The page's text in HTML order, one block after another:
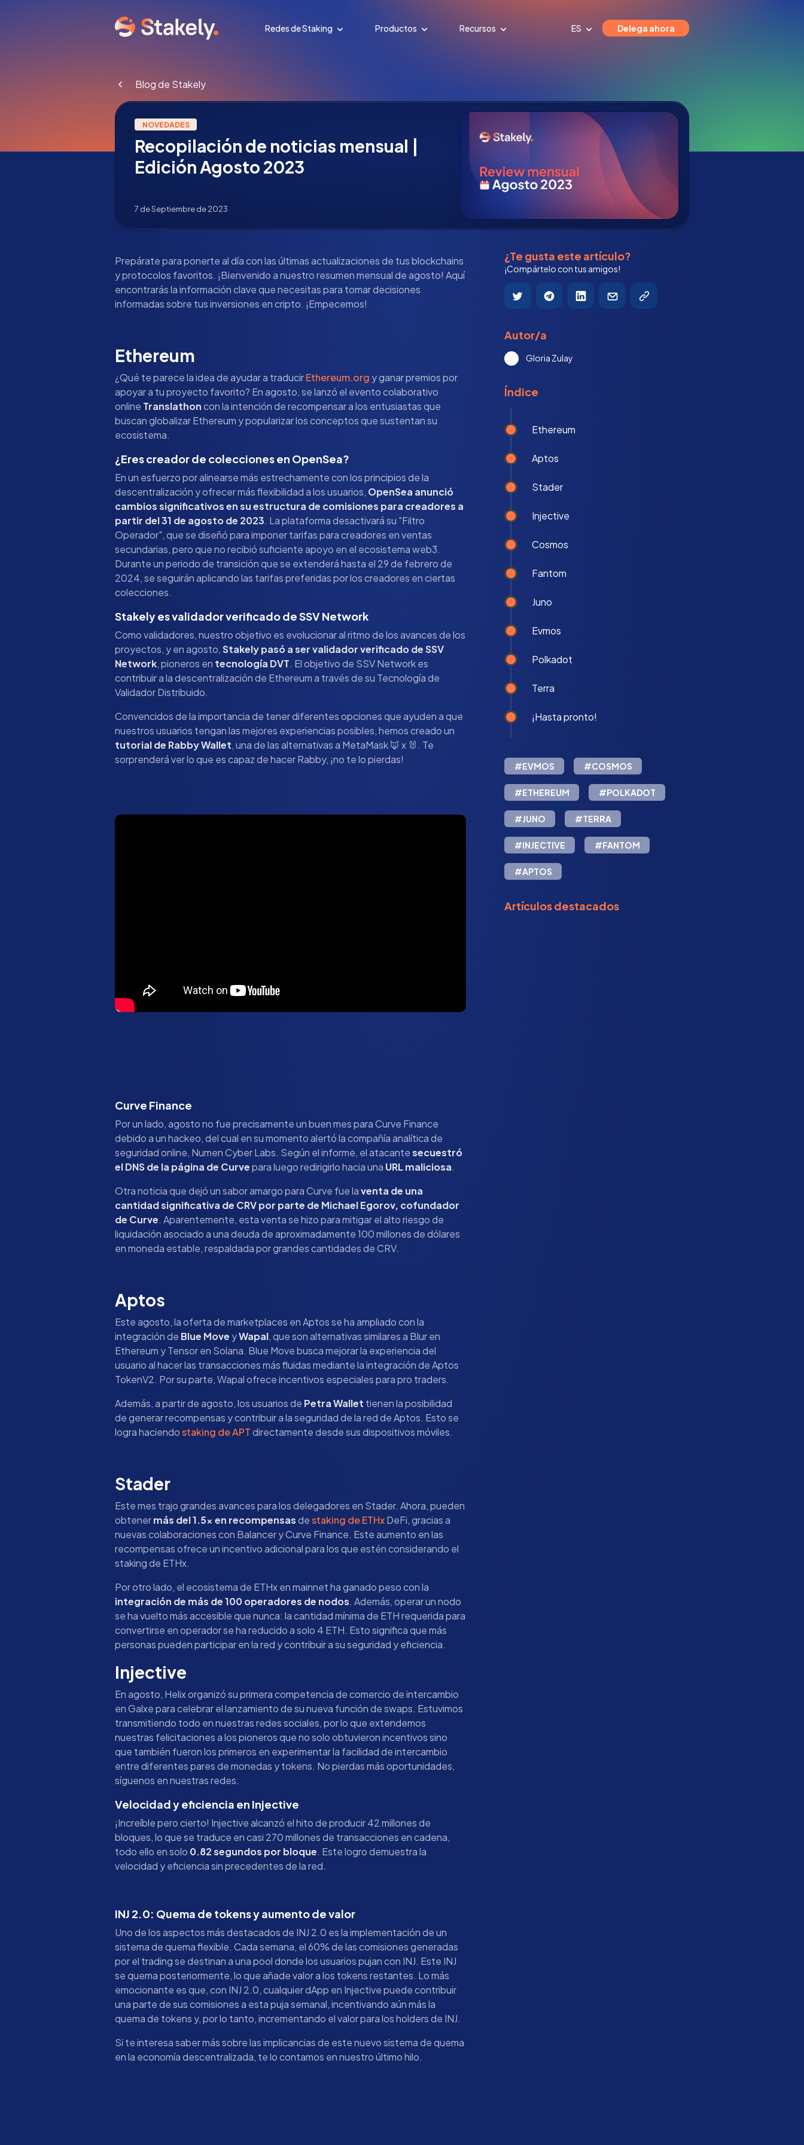
Redes de Staking Productos Recursos ES Delega ahora
Blog de Stakely
NOVEDADES
Recopilación de noticias mensual |
Edición Agosto 2023
7 de Septiembre de 2023
Prepárate para ponerte al día con las últimas actualizaciones de tus blockchains
y protocolos favoritos. ¡Bienvenido a nuestro resumen mensual de agosto! Aquí
encontrarás la información clave que necesitas para tomar decisiones
informadas sobre tus inversiones en cripto. ¡Empecemos!
Ethereum
¿Qué te parece la idea de ayudar a traducirEthereum.org y ganar premios por
apoyar a tu proyecto favorito? En agosto, se lanzó el evento colaborativo
online Translathoncon la intención de recompensar a los entusiastas que
buscan globalizar Ethereum y popularizar los conceptos que sustentan su
ecosistema.
¿Eres creador de colecciones en OpenSea?
En un esfuerzo por alinearse más estrechamente con los principios de la
descentralización y ofrecer más flexibilidad a los usuarios, OpenSea anunció
cambios significativos en su estructura de comisiones para creadores a
partir del 31 de agosto de 2023. La plataforma desactivará su "Filtro
Operador", que se diseñó para imponer tarifas para creadores en ventas
secundarias, pero que no recibió suficiente apoyo en el ecosistema web3.
Durante un periodo de transición que se extenderá hasta el 29 de febrero de
2024, se seguirán aplicando las tarifas preferidas por los creadores en ciertas
colecciones.
Stakely es validador verificado de SSV Network
Como validadores, nuestro objetivo es evolucionar al ritmo de los avances de los
proyectos, y en agosto,Stakely pasó a ser validador verificado de SSV
Network, pioneros en tecnología DVT. El objetivo de SSV Network es
contribuir a la descentralización de Ethereum a través de su Tecnología de
Validador Distribuido.
Convencidos de la importancia de tener diferentes opciones que ayuden a que
nuestros usuarios tengan las mejores experiencias posibles, hemos creado un
tutorial de Rabby Wallet, una de las alternativas a MetaMask 🦊 x 🐰. Te
sorprenderá ver lo que es capaz de hacer Rabby, ¡no te lo pierdas!
Curve Finance
Por un lado, agosto no fue precisamente un buen mes para Curve Finance
debido a un hackeo, del cual en su momento alertó la compañía analítica de
seguridad online, Numen Cyber Labs. Según el informe, el atacantesecuestró
el DNS de la página de Curvepara luego redirigirlo hacia una URL maliciosa.
Otra noticia que dejó un sabor amargo para Curve fue laventa de una
cantidad significativa de CRV por parte de Michael Egorov, cofundador
de Curve. Aparentemente, esta venta se hizo para mitigar el alto riesgo de
liquidación asociado a una deuda de aproximadamente 100 millones de dólares
en moneda estable, respaldada por grandes cantidades de CRV.
Aptos
Este agosto, la oferta de marketplaces en Aptos se ha ampliado con la
integración de Blue Move yWapal, que son alternativas similares a Blur en
Ethereum y Tensor en Solana. Blue Move busca mejorar la experiencia del
usuario al hacer las transacciones más fluidas mediante la integración de Aptos
TokenV2. Por su parte, Wapal ofrece incentivos especiales para pro traders.
Además, a partir de agosto, los usuarios de Petra Wallet tienen la posibilidad
de generar recompensas y contribuir a la seguridad de la red de Aptos. Esto se
logra haciendostaking de APTdirectamente desde sus dispositivos móviles.
Stader
Este mes trajo grandes avances para los delegadores en Stader. Ahora, pueden
obtenermás del 1.5x en recompensasdestaking de ETHxDeFi, gracias a
nuevas colaboraciones con Balancer y Curve Finance. Este aumento en las
recompensas ofrece un incentivo adicional para los que estén considerando el
staking de ETHx.
Por otro lado, el ecosistema de ETHx en mainnet ha ganado peso con la
integración de más de 100 operadores de nodos. Además, operar un nodo
se ha vuelto más accesible que nunca: la cantidad mínima de ETH requerida para
convertirse en operador se ha reducido a solo 4 ETH. Esto significa que más
personas pueden participar en la red y contribuir a su seguridad y eficiencia.
Injective
En agosto, Helix organizó su primera competencia de comercio de intercambio
en Galxe para celebrar el lanzamiento de su nueva función de swaps. Estuvimos
transmitiendo todo en nuestras redes sociales, por lo que extendemos
nuestras felicitaciones a los pioneros que no solo obtuvieron incentivos sino
que también fueron los primeros en experimentar la facilidad de intercambio
entre diferentes pares de monedas y tokens. No pierdas más oportunidades,
síguenos en nuestras redes.
Velocidad y eficiencia en Injective
¡Increíble pero cierto! Injective alcanzó el hito de producir 42 millones de
bloques, lo que se traduce en casi 270 millones de transacciones en cadena,
todo ello en solo 0.82 segundos por bloque. Este logro demuestra la
velocidad y eficiencia sin precedentes de la red.
INJ 2.0: Quema de tokens y aumento de valor
Uno de los aspectos más destacados de INJ 2.0 es la implementación de un
sistema de quema flexible. Cada semana, el 60% de las comisiones generadas
por el trading se destinan a una pool donde los usuarios pujan con INJ. Este INJ
se quema posteriormente, lo que añade valor a los tokens restantes. Lo más
emocionante es que, con INJ 2.0, cualquier dApp en Injective puede contribuir
una parte de sus comisiones a esta puja semanal, incentivando aún más la
quema de tokens y, por lo tanto, incrementando el valor para los holders de INJ.
Si te interesa saber más sobre las implicancias de este nuevo sistema de quema
en la economía descentralizada, te lo contamos en nuestro último hilo.
¿Te gusta este artículo?
¡Compártelo con tus amigos!
Autor/a
Gloria Zulay
Índice
Ethereum
Aptos
Stader
Injective
Cosmos
Fantom
Juno
Evmos
Polkadot
Terra
¡Hasta pronto!
#EVMOS #COSMOS
#ETHEREUM #POLKADOT
#JUNO #TERRA
#INJECTIVE #FANTOM
#APTOS
Artículos destacados